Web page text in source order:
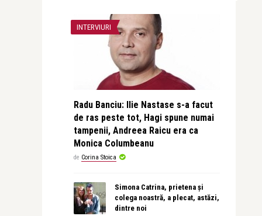
INTERVIURI
Radu Banciu: Ilie Nastase s-a facut
de ras peste tot, Hagi spune numai
tampenii, Andreea Raicu era ca
Monica Columbeanu
de Corina Stoica
Simona Catrina, prietena și
colega noastră, a plecat, astăzi,
dintre noi